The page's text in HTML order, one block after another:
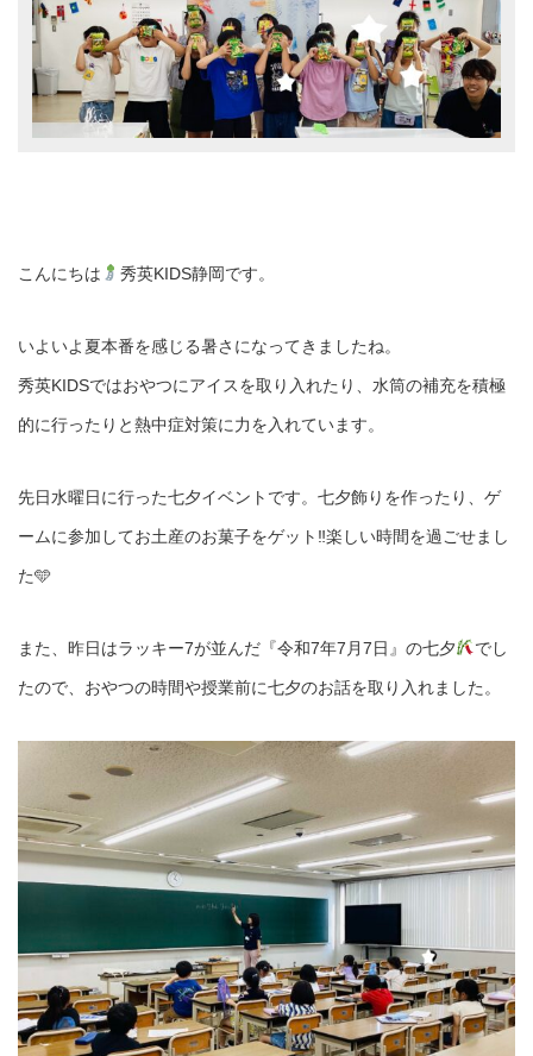
こんにちは 秀英KIDS静岡です。
いよいよ夏本番を感じる暑さになってきましたね。
秀英KIDSではおやつにアイスを取り入れたり、水筒の補充を積極
的に行ったりと熱中症対策に力を入れています。
先日水曜日に行った七夕イベントです。七夕飾りを作ったり、ゲ
ームに参加してお土産のお菓子をゲット‼︎楽しい時間を過ごせまし
た🩵
また、昨日はラッキー7が並んだ『令和7年7月7日』の七夕 でし
たので、おやつの時間や授業前に七夕のお話を取り入れました。